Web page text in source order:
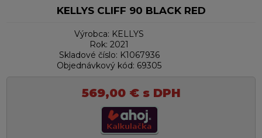
KELLYS CLIFF 90 BLACK RED
Výrobca: KELLYS
Rok: 2021
Skladové číslo: K1067936
Objednávkový kód: 69305
569,00 €s DPH